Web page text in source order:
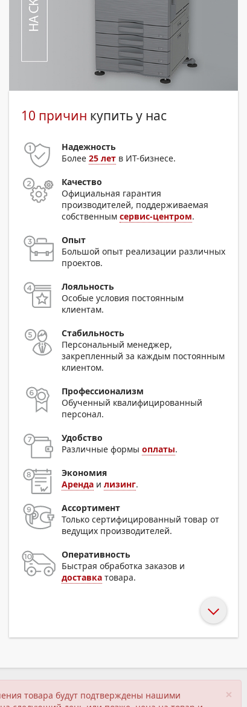
10 причин купить у нас
Надежность
Более25 лет в ИТ-бизнесе.
Качество
Официальная гарантия
производителей, поддерживаемая
собственнымсервис-центром.
Опыт
Большой опыт реализации различных
проектов.
Лояльность
Особые условия постоянным
клиентам.
Стабильность
Персональный менеджер,
закрепленный за каждым постоянным
клиентом.
Профессионализм
Обученный квалифицированный
персонал.
Удобство
Различные формыоплаты.
Экономия
Аренда илизинг.
Ассортимент
Только сертифицированный товар от
ведущих производителей.
Оперативность
Быстрая обработка заказов и
доставка товара.
×
товара будут подтверждены нашими